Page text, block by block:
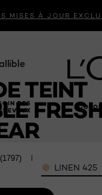
MISES À JOUR
DESTEINT
(1797) Écrire un avis
ColorLINEN 425